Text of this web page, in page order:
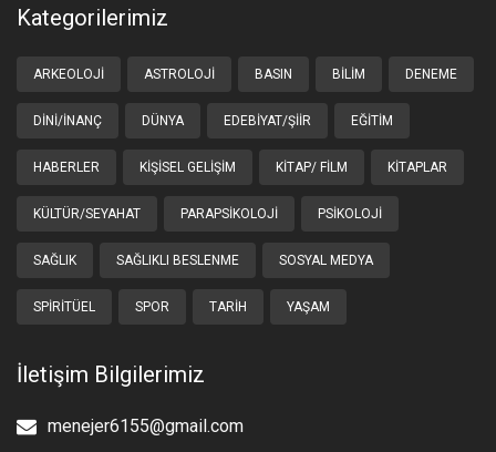
Kategorilerimiz
ARKEOLOJI ASTROLOJI BASIN BILIM DENEME
DINI/İNANÇ DÜNYA EDEBIYAT/ŞIIR EĞITIM
HABERLER KIŞISEL GELIŞIM KITAP/ FILM KITAPLAR
KÜLTÜR/SEYAHAT PARAPSIKOLOJI PSIKOLOJI
SAĞLIK SAĞLIKLI BESLENME SOSYAL MEDYA
SPIRITÜEL SPOR TARIH YAŞAM
İletişim Bilgilerimiz
menejer6155@gmail.com